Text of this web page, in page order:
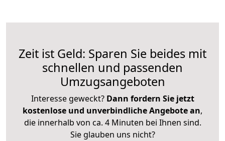
Zeit ist Geld: Sparen Sie beides mit
schnellen und passenden
Umzugsangeboten
Interesse geweckt? Dann fordern Sie jetzt
kostenlose und unverbindliche Angebote an,
die innerhalb von ca. 4 Minuten bei Ihnen sind.
Sie glauben uns nicht?